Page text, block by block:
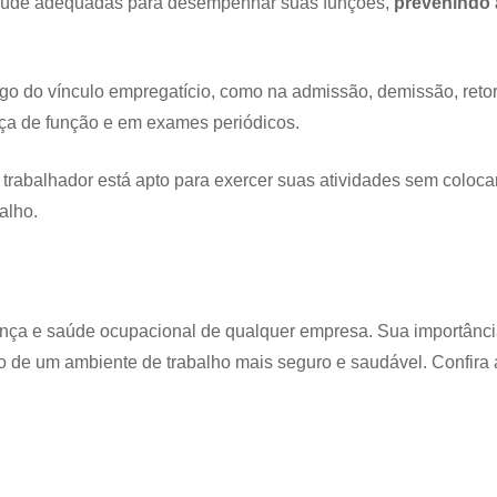
do vínculo empregatício, como na admissão, demissão,
de função e em exames periódicos.
está apto para exercer suas atividades sem
e saúde ocupacional de qualquer empresa. Sua
um ambiente de trabalho mais seguro e saudável. Confira